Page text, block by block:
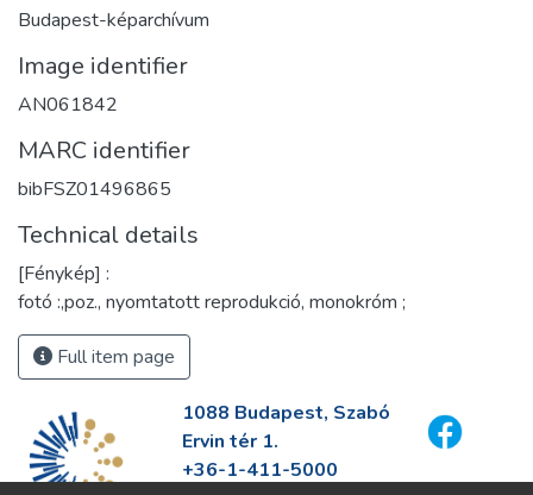
Budapest-képarchívum
Image identifier
AN061842
MARC identifier
bibFSZ01496865
Technical details
[Fénykép] :
fotó :,poz., nyomtatott reprodukció, monokróm ;
Full item page
1088 Budapest, Szabó
Ervin tér 1.
+36-1-411-5000